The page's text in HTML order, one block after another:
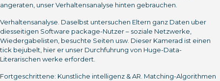
angeraten, unser Verhaltensanalyse hinten gebrauchen.
Verhaltensanalyse. Daselbst untersuchen Eltern ganz Daten uber
diesseitigen Software package-Nutzer – soziale Netzwerke,
Wiedergabelisten, besuchte Seiten usw. Dieser Kamerad ist einen
tick bejubelt, hier er unser Durchfuhrung von Huge-Data-
Literarischen werke erfordert.
Fortgeschrittene: Kunstliche intelligenz & AR. Matching-Algorithmen